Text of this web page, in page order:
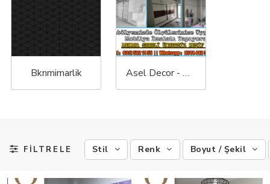
Bknmimarlik Asel Decor - Mobilya & Tadilat Dekorasyon Ankara
FİLTRELE Stil Renk Boyut / Şekil